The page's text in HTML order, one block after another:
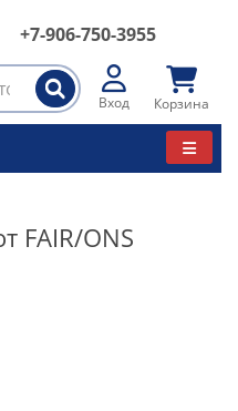
+7-906-750-3955
Вход Корзина
FAIR/ONS